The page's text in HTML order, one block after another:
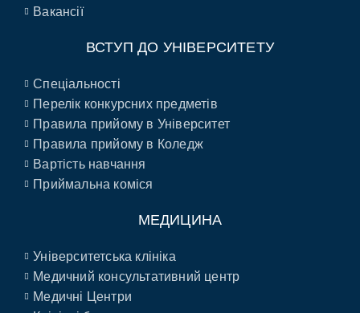
Вакансії
ВСТУП ДО УНІВЕРСИТЕТУ
Спеціальності
Перелік конкурсних предметів
Правила прийому в Університет
Правила прийому в Коледж
Вартість навчання
Приймальна коміся
МЕДИЦИНА
Університетська клініка
Медичний консультативний центр
Медичні Центри